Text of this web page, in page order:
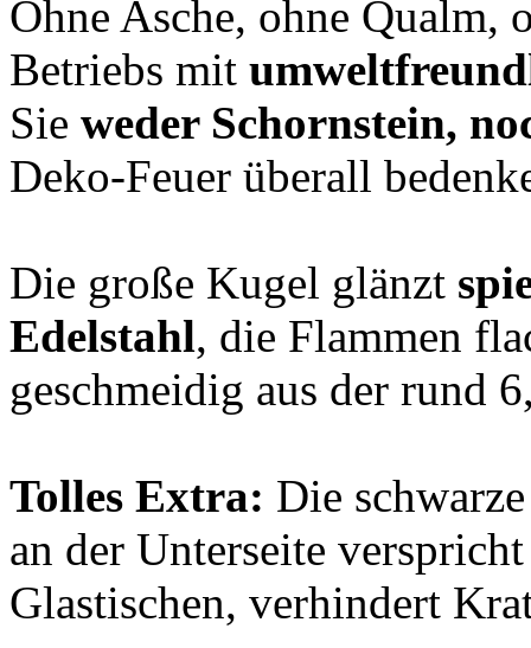
Ohne Asche, ohne Qualm,
Betriebs mit
Sie weder Schornstein,
Deko-Feuer überall
Die große Kugel glänzt
Edelstahl, die Flammen
geschmeidig aus der rund
Tolles Extra: Die
an der Unterseite
Glastischen, verhindert